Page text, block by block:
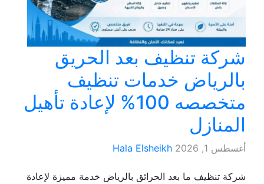
شركة تنظيف بعد الحريق
بالرياض خدمات تنظيف
متخصصه 100% لإعادة تأهيل
المنازل
أغسطس 1, 2026 Hala Elsheikh
شركة تنظيف ما بعد الحرائق بالرياض خدمة مميزة لإعادة